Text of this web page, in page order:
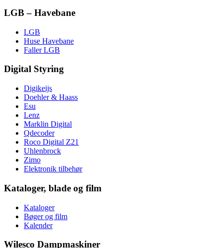
LGB – Havebane
LGB
Huse Havebane
Faller LGB
Digital Styring
Digikeijs
Doehler & Haass
Esu
Lenz
Marklin Digital
Qdecoder
Roco Digital Z21
Uhlenbrock
Zimo
Elektronik tilbehør
Kataloger, blade og film
Kataloger
Bøger og film
Kalender
Wilesco Dampmaskiner